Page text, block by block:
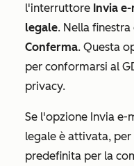
l'interruttore Invia
legale. Nella
Conferma. Questa
per conformarsi al
privacy.
Se l'opzione Invia e-
legale è attivata, per
predefinita per la